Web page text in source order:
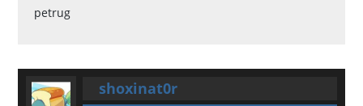
petrug
shoxinat0r